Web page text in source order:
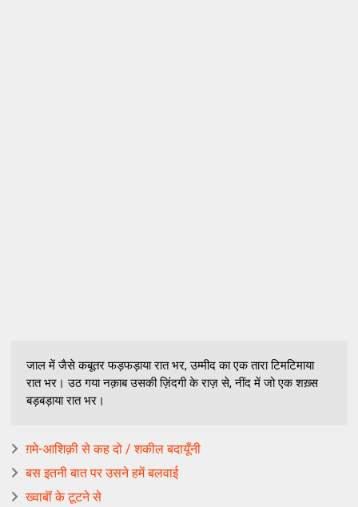
जाल में जैसे कबूतर फड़फड़ाया रात भर, उम्मीद का एक तारा टिमटिमाया
रात भर। उठ गया नक़ाब उसकी ज़िंदगी के राज़ से, नींद में जो एक शख़्स
बड़बड़ाया रात भर।
ग़मे-आशिक़ी से कह दो / शकील बदायूँनी
बस इतनी बात पर उसने हमें बलवाई
ख्वाबॊं के टूटने से